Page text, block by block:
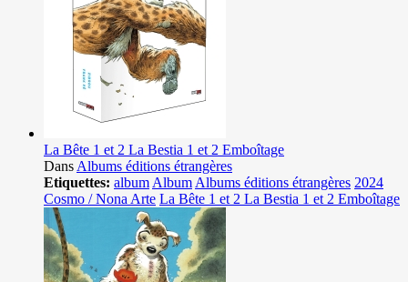
La Bête 1 et 2 La Bestia 1 et 2 Emboîtage
Dans Albums éditions étrangères
Etiquettes: album Album Albums éditions étrangères 2024
Cosmo / Nona Arte La Bête 1 et 2 La Bestia 1 et 2 Emboîtage